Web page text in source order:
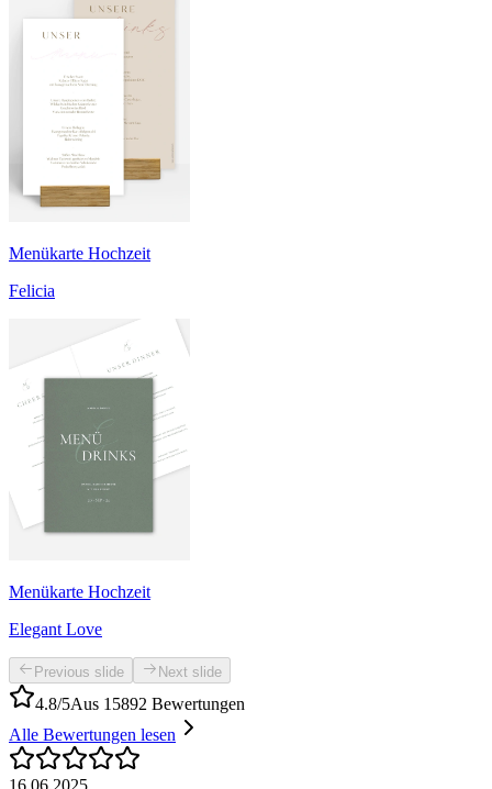
Menükarte Hochzeit
Felicia
Menükarte Hochzeit
Elegant Love
Previous slide Next slide
4.8/5Aus 15892 Bewertungen
Alle Bewertungen lesen